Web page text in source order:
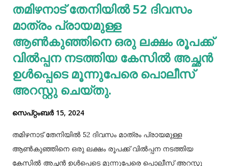
ചില പ്രത്യേക ഗുണങ്ങളുണ്ട്. റാഗി ഗ്ലൂറ്റൻ രഹിതവും
പ്രോട്ടീനാൽ സമ്പുഷ്ടവുമാണ്. മറ്റ് തിനകളേക്കാൾ കൂടുതൽ
കാൽസ്യ...
തമിഴനാട് തേനിയില്‍ 52 ദിവസം
മാത്രം പ്രായമുള്ള
ആണ്‍കുഞ്ഞിനെ ഒരു ലക്ഷം രൂപക്ക്
വില്‍പ്പന നടത്തിയ കേസില്‍ അച്ഛൻ
ഉള്‍പ്പെടെ മൂന്നുപേരെ പൊലീസ്
അറസ്റ്റു ചെയ്തു.
സെപ്റ്റംബർ 15, 2024
തമിഴനാട് തേനിയില്‍ 52 ദിവസം മാത്രം പ്രായമുള്ള
ആണ്‍കുഞ്ഞിനെ ഒരു ലക്ഷം രൂപക്ക് വില്‍പ്പന നടത്തിയ
കേസില്‍ അച്ഛൻ ഉള്‍പ്പെടെ മൂന്നുപേരെ പൊലീസ് അറസ്റ്റു